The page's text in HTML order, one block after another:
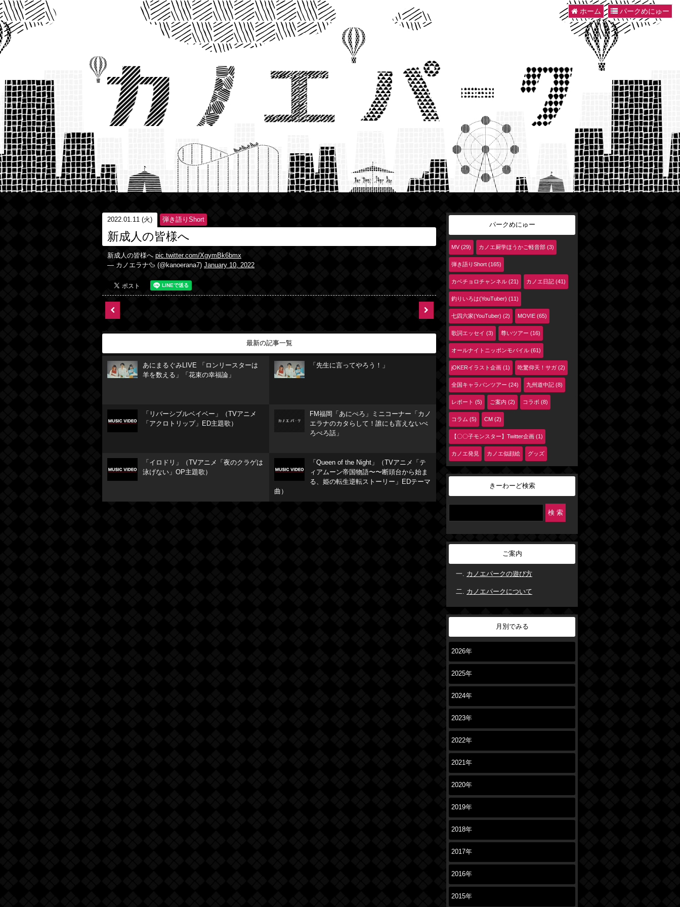
ホーム パークめにゅー
2022.01.11 (火) 弾き語りShort
新成人の皆様へ
新成人の皆様へ pic.twitter.com/XgymBk6bmx
— カノエラナ🦆 (@kanoerana7) January 10, 2022
最新の記事一覧
あにまるぐみLIVE 「ロンリースターは
羊を数える」「花束の幸福論」
「先生に言ってやろう！」
「リバーシブルベイベー」（TVアニメ
「アクロトリップ」ED主題歌）
FM福岡「あにぺろ」ミニコーナー「カノ
エラナのカタらして！誰にも言えないぺ
ろぺろ話」
「イロドリ」（TVアニメ「夜のクラゲは
泳げない」OP主題歌）
「Queen of the Night」（TVアニメ「テ
ィアムーン帝国物語〜〜断頭台から始ま
る、姫の転生逆転ストーリー」EDテーマ
曲）
パークめにゅー
MV (29) カノエ厨学ほうかご軽音部 (3)
弾き語りShort (165)
カベチョロチャンネル (21) カノエ日記 (41)
釣りいろは(YouTuber) (11)
七四六家(YouTuber) (2) MOVIE (65)
歌詞エッセイ (3) 尊いツアー (16)
オールナイトニッポンモバイル (61)
jOKERイラスト企画 (1) 吃驚仰天！サガ (2)
全国キャラバンツアー (24) 九州道中記 (8)
レポート (5) ご案内 (2) コラボ (8)
コラム (5) CM (2)
【〇〇子モンスター】Twitter企画 (1)
カノエ発見 カノエ似顔絵 グッズ
きーわーど検索
ご案内
カノエパークの遊び方
カノエパークについて
月別でみる
2026年
2025年
2024年
2023年
2022年
2021年
2020年
2019年
2018年
2017年
2016年
2015年